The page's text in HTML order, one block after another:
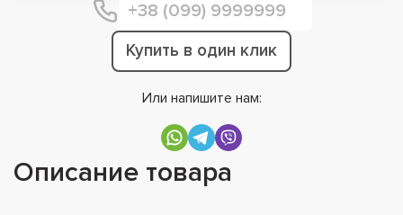
Купить в один клик
Или напишите нам:
Описание товара